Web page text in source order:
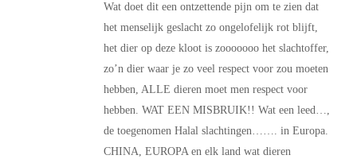
Wat doet dit een ontzettende pijn om te zien dat
het menselijk geslacht zo ongelofelijk rot blijft,
het dier op deze kloot is zooooooo het slachtoffer,
zo’n dier waar je zo veel respect voor zou moeten
hebben, ALLE dieren moet men respect voor
hebben. WAT EEN MISBRUIK!! Wat een leed…,
de toegenomen Halal slachtingen……. in Europa.
CHINA, EUROPA en elk land wat dieren